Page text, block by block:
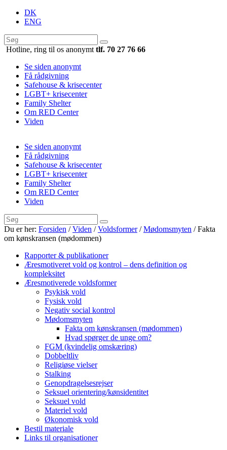
DK
ENG
Hotline, ring til os anonymt tlf. 70 27 76 66
Se siden anonymt
Få rådgivning
Safehouse & krisecenter
LGBT+ krisecenter
Family Shelter
Om RED Center
Viden
Se siden anonymt
Få rådgivning
Safehouse & krisecenter
LGBT+ krisecenter
Family Shelter
Om RED Center
Viden
Du er her: Forsiden /Viden /Voldsformer/Mødomsmyten / Fakta
om kønskransen (mødommen)
Rapporter & publikationer
Æresmotiveret vold og kontrol – dens definition og
kompleksitet
Æresmotiverede voldsformer
Psykisk vold
Fysisk vold
Negativ social kontrol
Mødomsmyten
Fakta om kønskransen (mødommen)
Hvad spørger de unge om?
FGM (kvindelig omskæring)
Dobbeltliv
Religiøse vielser
Stalking
Genopdragelsesrejser
Seksuel orientering/kønsidentitet
Seksuel vold
Materiel vold
Økonomisk vold
Bestil materiale
Links til organisationer